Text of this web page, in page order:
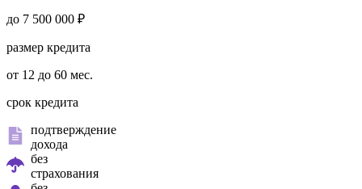
до 7 500 000 ₽
размер кредита
от 12 до 60 мес.
срок кредита
подтверждение
дохода
без
страхования